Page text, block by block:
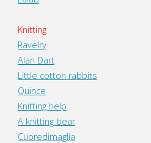
Knitting
Ravelry
Alan Dart
Little cotton rabbits
Quince
Knitting help
A knitting bear
Cuoredimaglia